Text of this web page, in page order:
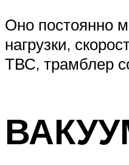
Оно постоянно
нагрузки,
ТВС, трамблер